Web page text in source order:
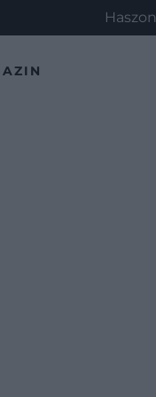
Haszon